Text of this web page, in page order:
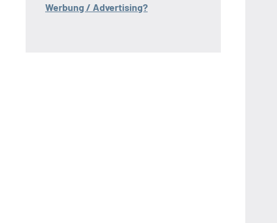
Werbung / Advertising?